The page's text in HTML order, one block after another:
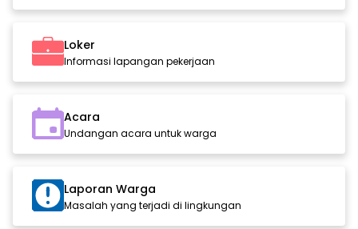
Loker
Informasi lapangan pekerjaan
Acara
Undangan acara untuk warga
Laporan Warga
Masalah yang terjadi di lingkungan